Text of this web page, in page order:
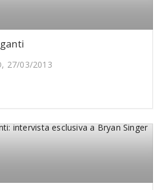
27/03/2013